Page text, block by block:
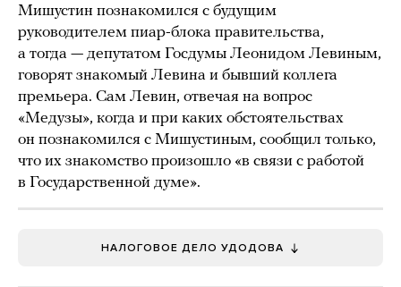
Мишустин познакомился с будущим
руководителем пиар-блока правительства,
а тогда — депутатом Госдумы Леонидом Левиным,
говорят знакомый Левина и бывший коллега
премьера. Сам Левин, отвечая на вопрос
«Медузы», когда и при каких обстоятельствах
он познакомился с Мишустиным, сообщил только,
что их знакомство произошло «в связи с работой
в Государственной думе».
НАЛОГОВОЕ ДЕЛО УДОДОВА